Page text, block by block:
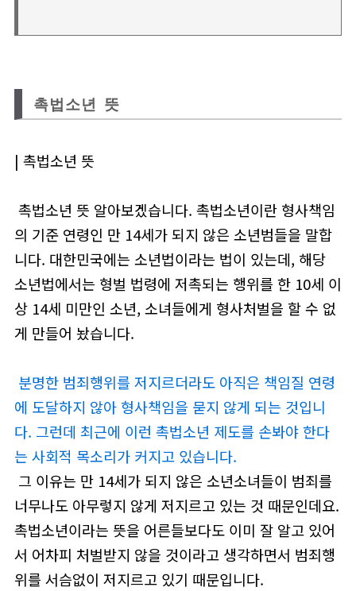
촉법소년 뜻
| 촉법소년 뜻
촉법소년 뜻 알아보겠습니다. 촉법소년이란 형사책임
의 기준 연령인 만 14세가 되지 않은 소년범들을 말합
니다. 대한민국에는 소년법이라는 법이 있는데, 해당
소년법에서는 형벌 법령에 저촉되는 행위를 한 10세 이
상 14세 미만인 소년, 소녀들에게 형사처벌을 할 수 없
게 만들어 놨습니다.
분명한 범죄행위를 저지르더라도 아직은 책임질 연령
에 도달하지 않아 형사책임을 묻지 않게 되는 것입니
다. 그런데 최근에 이런 촉법소년 제도를 손봐야 한다
는 사회적 목소리가 커지고 있습니다.
그 이유는 만 14세가 되지 않은 소년소녀들이 범죄를
너무나도 아무렇지 않게 저지르고 있는 것 때문인데요.
촉법소년이라는 뜻을 어른들보다도 이미 잘 알고 있어
서 어차피 처벌받지 않을 것이라고 생각하면서 범죄행
위를 서슴없이 저지르고 있기 때문입니다.